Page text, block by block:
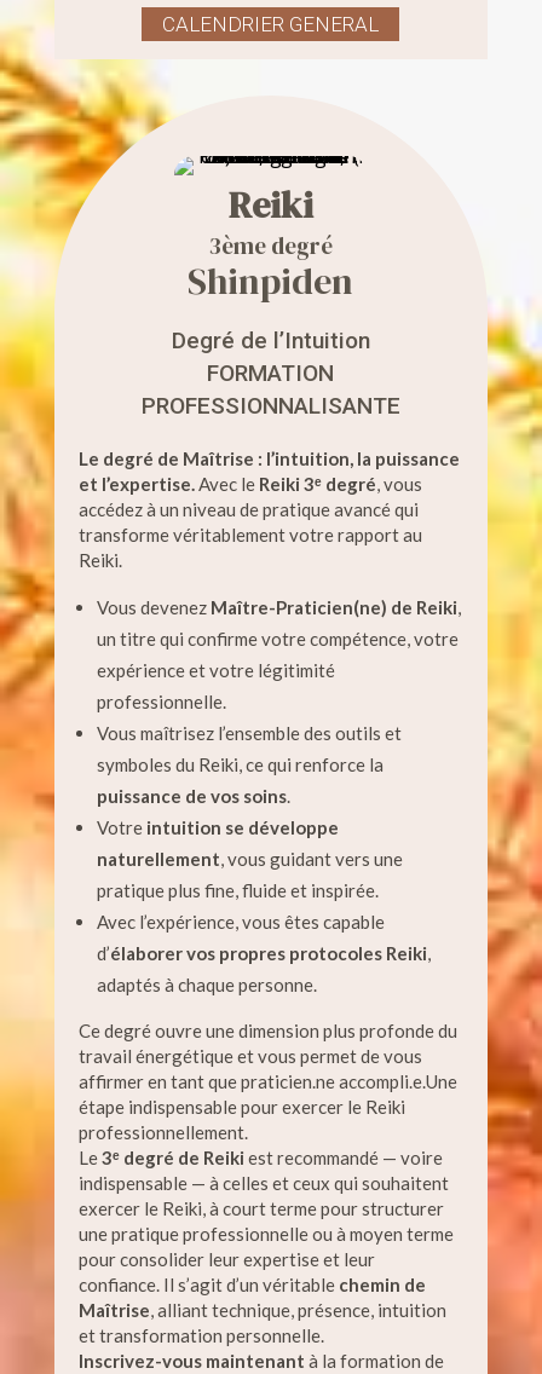
CALENDRIER GENERAL
Reiki
3ème degré
Shinpiden
Degré de l’Intuition
FORMATION
PROFESSIONNALISANTE
Le degré de Maîtrise : l’intuition, la puissance
et l’expertise.Avec le Reiki 3ᵉ degré, vous
accédez à un niveau de pratique avancé qui
transforme véritablement votre rapport au
Reiki.
Vous devenez Maître-Praticien(ne) de Reiki,
un titre qui confirme votre compétence, votre
expérience et votre légitimité
professionnelle.
Vous maîtrisez l’ensemble des outils et
symboles du Reiki, ce qui renforce la
puissance de vos soins.
Votre intuition se développe
naturellement, vous guidant vers une
pratique plus fine, fluide et inspirée.
Avec l’expérience, vous êtes capable
d’élaborer vos propres protocoles Reiki,
adaptés à chaque personne.
Ce degré ouvre une dimension plus profonde du
travail énergétique et vous permet de vous
affirmer en tant que praticien.ne accompli.e.Une
étape indispensable pour exercer le Reiki
professionnellement.
Le3ᵉ degré de Reiki est recommandé — voire
indispensable — à celles et ceux qui souhaitent
exercer le Reiki, à court terme pour structurer
une pratique professionnelle ou à moyen terme
pour consolider leur expertise et leur
confiance. Il s’agit d’un véritable chemin de
Maîtrise, alliant technique, présence, intuition
et transformation personnelle.
Inscrivez-vous maintenant à la formation de